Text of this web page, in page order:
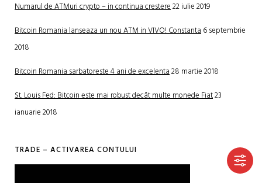
Numarul de ATMuri crypto – in continua crestere22 iulie 2019
Bitcoin Romania lanseaza un nou ATM in VIVO! Constanta6 septembrie
2018
Bitcoin Romania sarbatoreste 4 ani de excelenta28 martie 2018
St. Louis Fed: Bitcoin este mai robust decât multe monede Fiat23
ianuarie 2018
TRADE – ACTIVAREA CONTULUI